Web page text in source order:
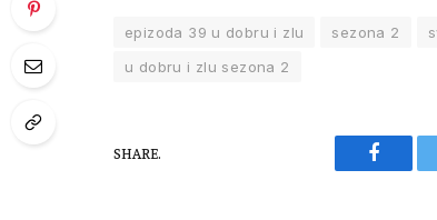
epizoda 39 u dobru i zlu sezona 2
u dobru i zlu sezona 2
SHARE.